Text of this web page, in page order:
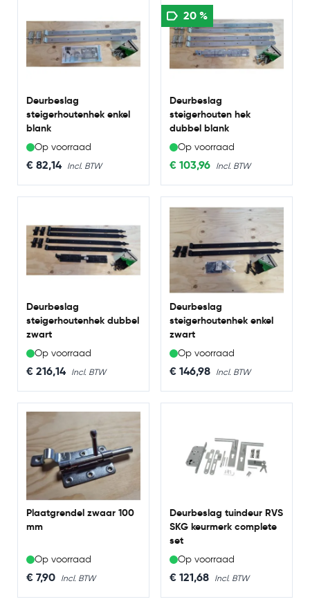
Deurbeslag
steigerhoutenhek enkel
blank
Op voorraad
€ 82,14
20 %
Deurbeslag
steigerhouten hek
dubbel blank
Op voorraad
€ 103,96
Deurbeslag
steigerhoutenhek dubbel
zwart
Op voorraad
€ 216,14
Deurbeslag
steigerhoutenhek enkel
zwart
Op voorraad
€ 146,98
Plaatgrendel zwaar 100
mm
Op voorraad
€ 7,90
Deurbeslag tuindeur RVS
SKG keurmerk complete
set
Op voorraad
€ 121,68